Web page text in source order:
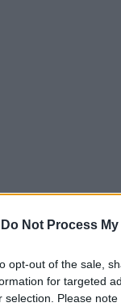
Do Not Process
opt-out of the sale,
for targeted
selection. Please
ώρες πριν